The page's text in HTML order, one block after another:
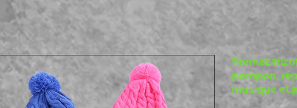
Bonnet
pompon,
musique et